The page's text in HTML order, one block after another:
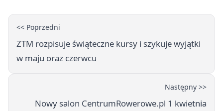
<< Poprzedni
ZTM rozpisuje świąteczne kursy i szykuje wyjątki
w maju oraz czerwcu
Następny >>
Nowy salon CentrumRowerowe.pl 1 kwietnia